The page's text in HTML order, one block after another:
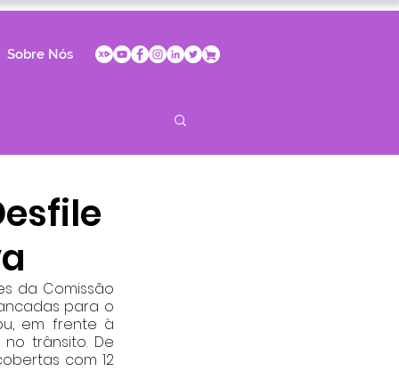
Sobre Nós
da Comissão
para o
em frente à
trânsito. De
com 12